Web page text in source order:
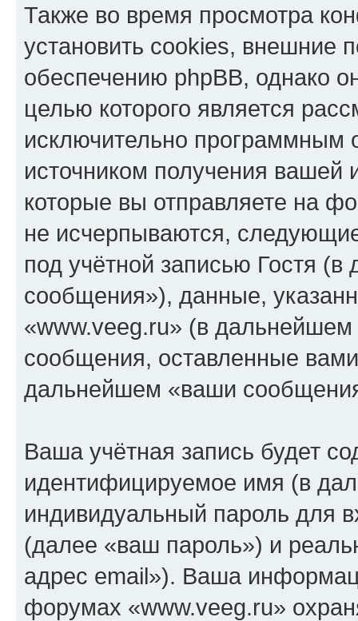
Также во время просмотра
установить cookies, внешние
обеспечению phpBB, однако
целью которого является
исключительно программным
источником получения
которые вы отправляете на
не исчерпываются,
под учётной записью Гостя
сообщения»), данные,
«www.veeg.ru» (в
сообщения, оставленные
дальнейшем «ваши
Ваша учётная запись будет
идентифицируемое имя (в
индивидуальный пароль для
(далее «ваш пароль») и
адрес email»). Ваша
форумах «www.veeg.ru»